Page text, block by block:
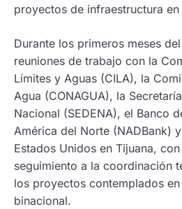
proyectos de infraestructura
Durante los primeros meses
reuniones de trabajo con la
Límites y Aguas (CILA), la
Agua (CONAGUA), la
Nacional (SEDENA), el Banco
América del Norte (NADBank)
Estados Unidos en Tijuana,
seguimiento a la coordinación
los proyectos contemplados
binacional.